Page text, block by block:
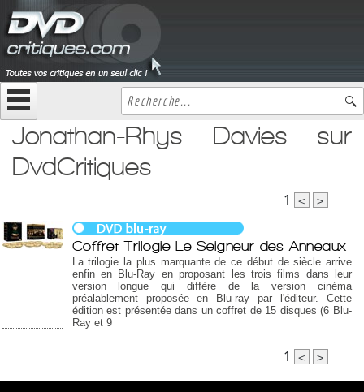
Jonathan-Rhys Davies sur
DvdCritiques
1 < >
Coffret Trilogie Le Seigneur des Anneaux
La trilogie la plus marquante de ce début de siècle arrive
enfin en Blu-Ray en proposant les trois films dans leur
version longue qui diffère de la version cinéma
préalablement proposée en Blu-ray par l'éditeur. Cette
édition est présentée dans un coffret de 15 disques (6 Blu-
Ray et 9
1 < >